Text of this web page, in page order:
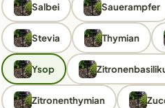
Salbei Sauerampfer
Stevia Thymian
Ysop
Zitronenthymian